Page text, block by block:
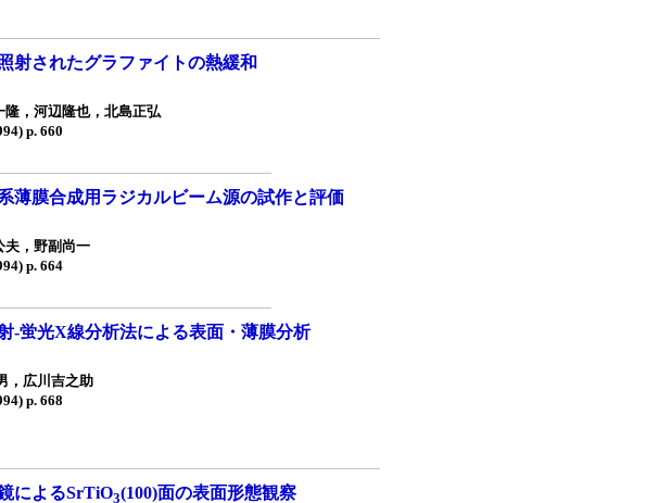
射されたグラファイトの熱緩和
隆，河辺隆也，北島正弘
p. 660
薄膜合成用ラジカルビーム源の試作と評価
夫，野副尚一
p. 664
-蛍光X線分析法による表面・薄膜分析
，広川吉之助
p. 668
によるSrTiO3(100)面の表面形態観察